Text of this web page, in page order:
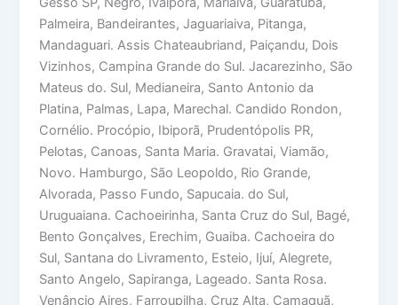
Palmeira, Bandeirantes, Jaguariaiva, Pitanga,
Mandaguari. Assis Chateaubriand, Paiçandu, Dois
Vizinhos, Campina Grande do Sul. Jacarezinho, São
Mateus do. Sul, Medianeira, Santo Antonio da
Platina, Palmas, Lapa, Marechal. Candido Rondon,
Cornélio. Procópio, Ibiporã, Prudentópolis PR,
Pelotas, Canoas, Santa Maria. Gravatai, Viamão,
Novo. Hamburgo, São Leopoldo, Rio Grande,
Alvorada, Passo Fundo, Sapucaia. do Sul,
Uruguaiana. Cachoeirinha, Santa Cruz do Sul, Bagé,
Bento Gonçalves, Erechim, Guaiba. Cachoeira do
Sul, Santana do Livramento, Esteio, Ijuí, Alegrete,
Santo Angelo, Sapiranga, Lageado. Santa Rosa.
Venâncio Aires, Farroupilha, Cruz Alta, Camaquã,